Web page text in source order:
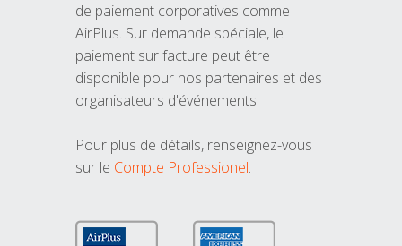
de paiement corporatives comme
AirPlus. Sur demande spéciale, le
paiement sur facture peut être
disponible pour nos partenaires et des
organisateurs d'événements.
Pour plus de détails, renseignez-vous
sur le Compte Professionel.